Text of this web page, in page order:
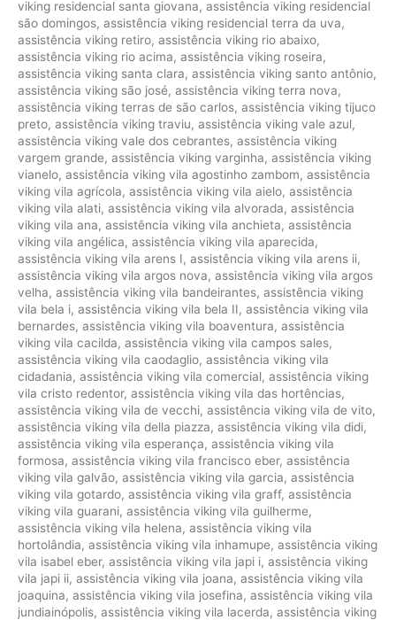
viking residencial santa giovana, assistência viking residencial
são domingos, assistência viking residencial terra da uva,
assistência viking retiro, assistência viking rio abaixo,
assistência viking rio acima, assistência viking roseira,
assistência viking santa clara, assistência viking santo antônio,
assistência viking são josé, assistência viking terra nova,
assistência viking terras de são carlos, assistência viking tijuco
preto, assistência viking traviu, assistência viking vale azul,
assistência viking vale dos cebrantes, assistência viking
vargem grande, assistência viking varginha, assistência viking
vianelo, assistência viking vila agostinho zambom, assistência
viking vila agrícola, assistência viking vila aielo, assistência
viking vila alati, assistência viking vila alvorada, assistência
viking vila ana, assistência viking vila anchieta, assistência
viking vila angélica, assistência viking vila aparecida,
assistência viking vila arens I, assistência viking vila arens ii,
assistência viking vila argos nova, assistência viking vila argos
velha, assistência viking vila bandeirantes, assistência viking
vila bela i, assistência viking vila bela II, assistência viking vila
bernardes, assistência viking vila boaventura, assistência
viking vila cacilda, assistência viking vila campos sales,
assistência viking vila caodaglio, assistência viking vila
cidadania, assistência viking vila comercial, assistência viking
vila cristo redentor, assistência viking vila das hortências,
assistência viking vila de vecchi, assistência viking vila de vito,
assistência viking vila della piazza, assistência viking vila didi,
assistência viking vila esperança, assistência viking vila
formosa, assistência viking vila francisco eber, assistência
viking vila galvão, assistência viking vila garcia, assistência
viking vila gotardo, assistência viking vila graff, assistência
viking vila guarani, assistência viking vila guilherme,
assistência viking vila helena, assistência viking vila
hortolândia, assistência viking vila inhamupe, assistência viking
vila isabel eber, assistência viking vila japi i, assistência viking
vila japi ii, assistência viking vila joana, assistência viking vila
joaquina, assistência viking vila josefina, assistência viking vila
jundiainópolis, assistência viking vila lacerda, assistência viking